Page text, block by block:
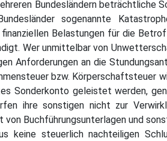
Bundesländern beträchtliche
sogenannte
Belastungen für die
Wer unmittelbar von
Anforderungen an die
bzw. Körperschaftsteuer
Sonderkonto geleistet werden,
ihre sonstigen nicht zur
Buchführungsunterlagen und
keine steuerlich nachteiligen